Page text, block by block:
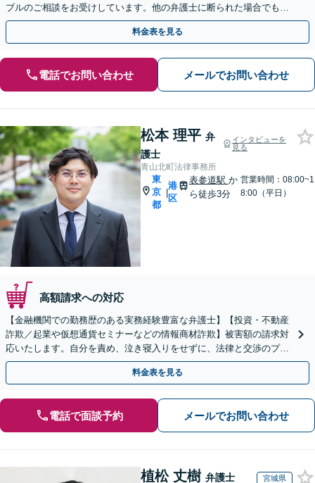
ブルのご相談をお受けしています。他の弁護士に断られた場合でも、
諦めずに一度ご相談ください。
料金表を見る
電話でお問い合わせ メールでお問い合わせ
松本 理平 弁
護士
インタビューを
見る
青山北町法律事務所
東
京
都
|
港
区
表参道駅 か
ら徒歩3分
営業時間：08:00~1
8:00（平日）
高額請求への対応
【金融機関での勤務歴のある実務経験豊富な弁護士】【投資・不動産
詐欺／起業や仮想通貨セミナーなどの情報商材詐欺】被害額の請求対
応いたします。自分を責め、泣き寝入りをせずに、法律と交渉のプロ
にまずはご相談ください。【表参道駅から徒歩3分】
料金表を見る
電話で面談予約 メールでお問い合わせ
植松 丈樹 弁護士 宮城県